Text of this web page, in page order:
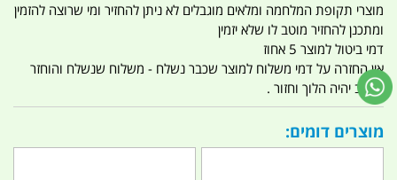
מוצרי תקופת המלחמה ומלאים מוגבלים לא ניתן להחזיר ומי שרוצה להזמין
ומתכנן להחזיר מוטב לו שלא יזמין
דמי ביטול למוצר 5 אחוז
אין החזרה על דמי משלוח למוצר שכבר נשלח - משלוח שנשלח והוחזר
החיוב יהיה הלוך וחזור .
מוצרים דומים: